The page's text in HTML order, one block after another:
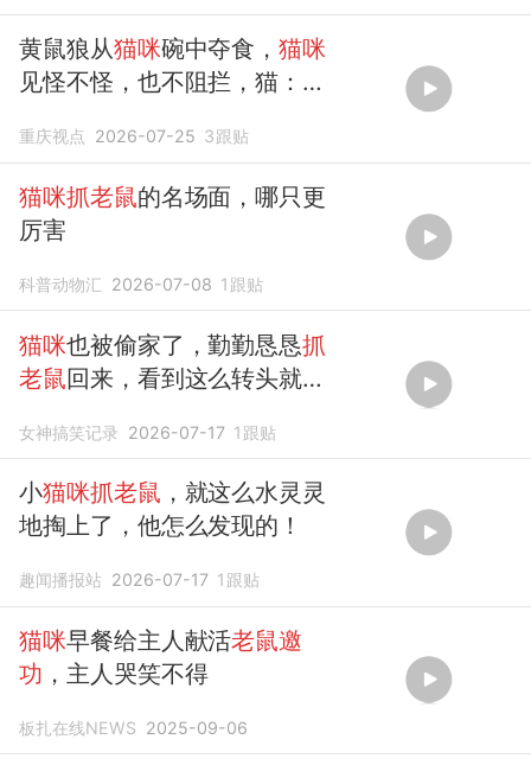
黄鼠狼从猫咪碗中夺食，猫咪
见怪不怪，也不阻拦，猫：都
了！
重庆视点 2026-07-25 3跟贴
猫咪抓老鼠的名场面，哪只更
厉害
科普动物汇 2026-07-08 1 跟贴
猫咪也被偷家了，勤勤恳恳抓
老鼠回来，看到这么转头就
女神搞笑记录 2026-07-17 1 跟贴
小猫咪抓老鼠 ，就这么水灵灵
地掏上了，他怎么发现的！
趣闻播报站 2026-07-17 1 跟贴
猫咪早餐给主人献活老鼠邀
功 ，主人哭笑不得
板扎在线NEWS 2025-09-06